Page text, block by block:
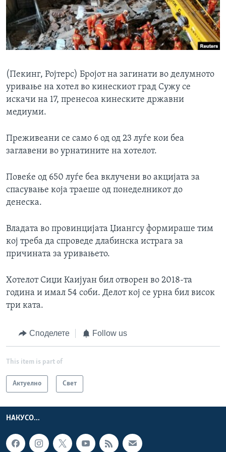
ИНТЕРВЈУА
Јазици
(Пекинг, Ројтерс) Бројот на загинати во делумното
уривање на хотел во кинескиот град Сужу се
искачи на 17, пренесоа кинеските државни
медиуми.
Преживеани се само 6 од од 23 луѓе кои беа
заглавени во урнатините на хотелот.
Повеќе од 650 луѓе беа вклучени во акцијата за
спасување која траеше од понеделникот до
денеска.
Владата во провинцијата Џиангсу формираше тим
кој треба да спроведе длабинска истрага за
причината за уривањето.
Хотелот Сиџи Каијуан бил отворен во 2018-та
година и имал 54 соби. Делот кој се урна бил висок
три ката.
Споделете Follow us
This item is part of
Актуелно Свет
НАКУСО...